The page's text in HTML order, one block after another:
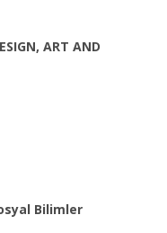
ART AND
Bilimler